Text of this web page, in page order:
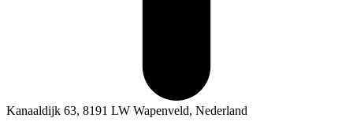
Kanaaldijk 63, 8191 LW Wapenveld, Nederland